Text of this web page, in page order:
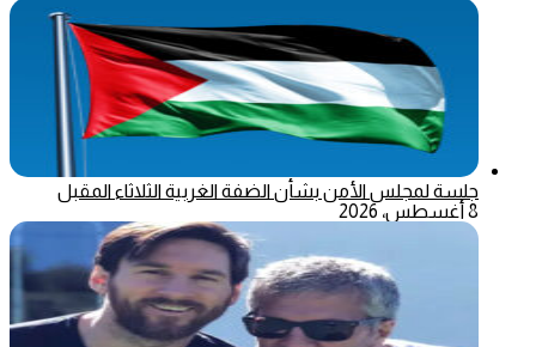
جلسة لمجلس الأمن بشأن الضفة الغربية الثلاثاء المقبل
8 أغسطس، 2026